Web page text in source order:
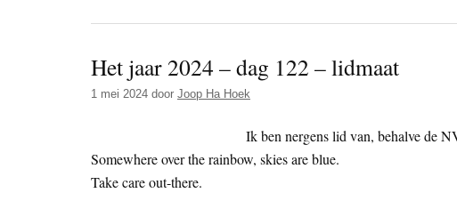
Het jaar 2024 – dag 122 – lidmaat
1 mei 2024 door Joop Ha Hoek
Ik ben nergens lid van, behalve de
Somewhere over the rainbow, skies are blue.
Take care out-there.